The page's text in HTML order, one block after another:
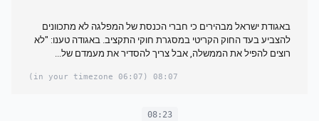
באגודת ישראל מבהירים כי חברי הכנסת של המפלגה לא מתכוונים
להצביע בעד החוק הקריטי במסגרת חוקי התקציב. באגודה טענו: "לא
רוצים להפיל את הממשלה, אבל צריך להסדיר את מעמדם של...
08:07
(06:07 in your timezone)
08:23